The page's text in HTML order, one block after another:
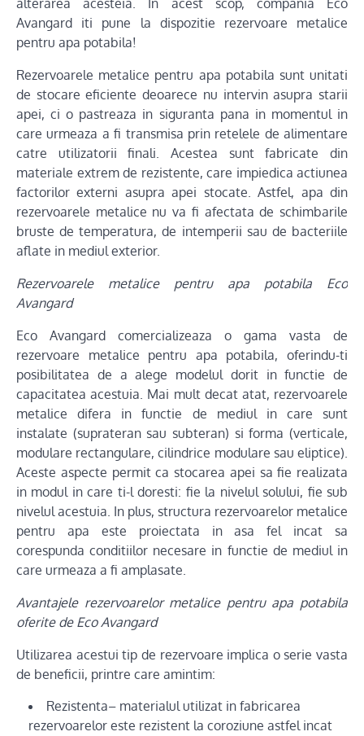
alterarea acesteia. In acest scop, compania Eco
Avangard iti pune la dispozitie rezervoare metalice
pentru apa potabila!
Rezervoarele metalice pentru apa potabila sunt unitati
de stocare eficiente deoarece nu intervin asupra starii
apei, ci o pastreaza in siguranta pana in momentul in
care urmeaza a fi transmisa prin retelele de alimentare
catre utilizatorii finali. Acestea sunt fabricate din
materiale extrem de rezistente, care impiedica actiunea
factorilor externi asupra apei stocate. Astfel, apa din
rezervoarele metalice nu va fi afectata de schimbarile
bruste de temperatura, de intemperii sau de bacteriile
aflate in mediul exterior.
Rezervoarele metalice pentru apa potabila Eco
Avangard
Eco Avangard comercializeaza o gama vasta de
rezervoare metalice pentru apa potabila, oferindu-ti
posibilitatea de a alege modelul dorit in functie de
capacitatea acestuia. Mai mult decat atat, rezervoarele
metalice difera in functie de mediul in care sunt
instalate (suprateran sau subteran) si forma (verticale,
modulare rectangulare, cilindrice modulare sau eliptice).
Aceste aspecte permit ca stocarea apei sa fie realizata
in modul in care ti-l doresti: fie la nivelul solului, fie sub
nivelul acestuia. In plus, structura rezervoarelor metalice
pentru apa este proiectata in asa fel incat sa
corespunda conditiilor necesare in functie de mediul in
care urmeaza a fi amplasate.
Avantajele rezervoarelor metalice pentru apa potabila
oferite de Eco Avangard
Utilizarea acestui tip de rezervoare implica o serie vasta
de beneficii, printre care amintim:
Rezistenta– materialul utilizat in fabricarea
rezervoarelor este rezistent la coroziune astfel incat